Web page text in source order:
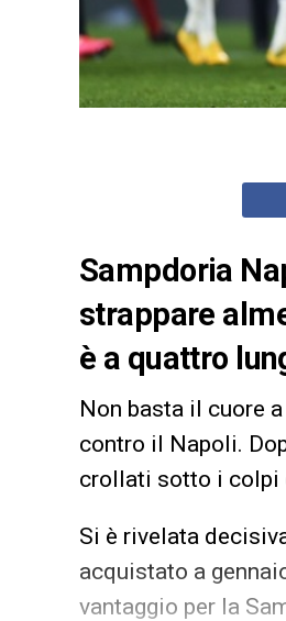
Sampdoria
strappare
è a quattro
Non basta il cuore
contro il Napoli.
crollati sotto i colpi
Si è rivelata
acquistato a
vantaggio per la